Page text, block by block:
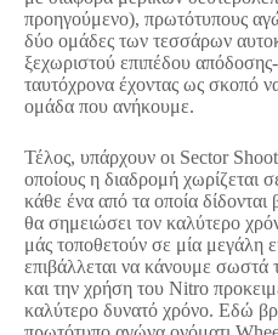
προηγούμενο), πρωτότυπους
δύο ομάδες των τεσσάρων
ξεχωριστού επιπέδου απόδοσης-
ταυτόχρονα έχοντας ως σκοπό
ομάδα που ανήκουμε.
Τέλος, υπάρχουν οι Sector
οποίους η διαδρομή χωρίζεται
κάθε ένα από τα οποία
θα σημειώσει τον καλύτερο
μάς τοποθετούν σε μία μεγάλη
επιβάλλεται να κάνουμε σωστά
και την χρήση του Nitro
καλύτερο δυνατό χρόνο. Εδώ